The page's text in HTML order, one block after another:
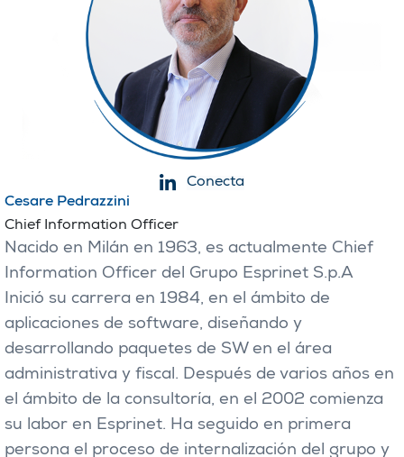
Cesare Pedrazzini
Chief Information Officer
Nacido en Milán en 1963, es actualmente Chief
Information Officer del Grupo Esprinet S.p.A
Inició su carrera en 1984, en el ámbito de
aplicaciones de software, diseñando y
desarrollando paquetes de SW en el área
administrativa y fiscal. Después de varios años en
el ámbito de la consultoría, en el 2002 comienza
su labor en Esprinet. Ha seguido en primera
persona el proceso de internalización del grupo y
Conecta